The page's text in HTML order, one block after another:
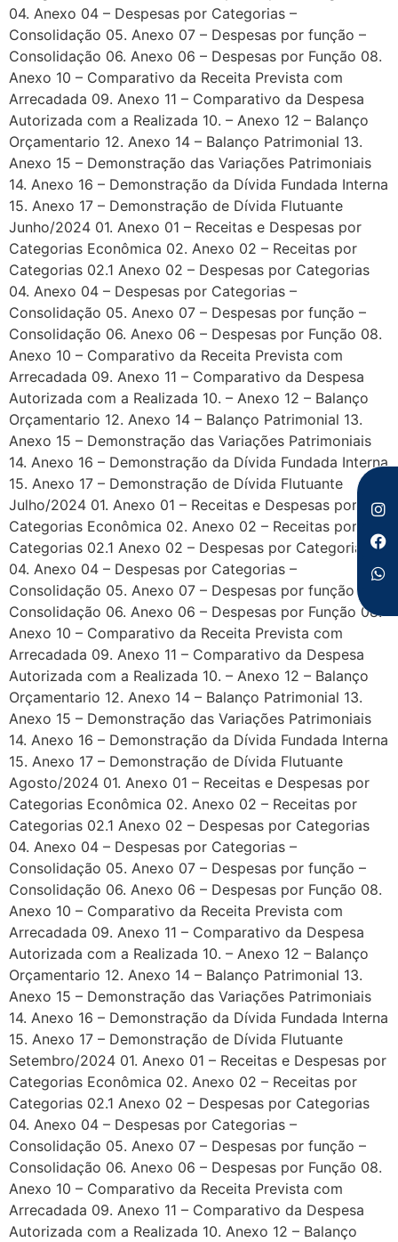
04. Anexo 04 – Despesas por Categorias –
Consolidação 05. Anexo 07 – Despesas por função –
Consolidação 06. Anexo 06 – Despesas por Função 08.
Anexo 10 – Comparativo da Receita Prevista com
Arrecadada 09. Anexo 11 – Comparativo da Despesa
Autorizada com a Realizada 10. – Anexo 12 – Balanço
Orçamentario 12. Anexo 14 – Balanço Patrimonial 13.
Anexo 15 – Demonstração das Variações Patrimoniais
14. Anexo 16 – Demonstração da Dívida Fundada Interna
15. Anexo 17 – Demonstração de Dívida Flutuante
Junho/2024 01. Anexo 01 – Receitas e Despesas por
Categorias Econômica 02. Anexo 02 – Receitas por
Categorias 02.1 Anexo 02 – Despesas por Categorias
04. Anexo 04 – Despesas por Categorias –
Consolidação 05. Anexo 07 – Despesas por função –
Consolidação 06. Anexo 06 – Despesas por Função 08.
Anexo 10 – Comparativo da Receita Prevista com
Arrecadada 09. Anexo 11 – Comparativo da Despesa
Autorizada com a Realizada 10. – Anexo 12 – Balanço
Orçamentario 12. Anexo 14 – Balanço Patrimonial 13.
Anexo 15 – Demonstração das Variações Patrimoniais
14. Anexo 16 – Demonstração da Dívida Fundada Interna
15. Anexo 17 – Demonstração de Dívida Flutuante
Julho/2024 01. Anexo 01 – Receitas e Despesas por
Categorias Econômica 02. Anexo 02 – Receitas por
Categorias 02.1 Anexo 02 – Despesas por Categorias
04. Anexo 04 – Despesas por Categorias –
Consolidação 05. Anexo 07 – Despesas por função –
Consolidação 06. Anexo 06 – Despesas por Função 08.
Anexo 10 – Comparativo da Receita Prevista com
Arrecadada 09. Anexo 11 – Comparativo da Despesa
Autorizada com a Realizada 10. – Anexo 12 – Balanço
Orçamentario 12. Anexo 14 – Balanço Patrimonial 13.
Anexo 15 – Demonstração das Variações Patrimoniais
14. Anexo 16 – Demonstração da Dívida Fundada Interna
15. Anexo 17 – Demonstração de Dívida Flutuante
Agosto/2024 01. Anexo 01 – Receitas e Despesas por
Categorias Econômica 02. Anexo 02 – Receitas por
Categorias 02.1 Anexo 02 – Despesas por Categorias
04. Anexo 04 – Despesas por Categorias –
Consolidação 05. Anexo 07 – Despesas por função –
Consolidação 06. Anexo 06 – Despesas por Função 08.
Anexo 10 – Comparativo da Receita Prevista com
Arrecadada 09. Anexo 11 – Comparativo da Despesa
Autorizada com a Realizada 10. – Anexo 12 – Balanço
Orçamentario 12. Anexo 14 – Balanço Patrimonial 13.
Anexo 15 – Demonstração das Variações Patrimoniais
14. Anexo 16 – Demonstração da Dívida Fundada Interna
15. Anexo 17 – Demonstração de Dívida Flutuante
Setembro/2024 01. Anexo 01 – Receitas e Despesas por
Categorias Econômica 02. Anexo 02 – Receitas por
Categorias 02.1 Anexo 02 – Despesas por Categorias
04. Anexo 04 – Despesas por Categorias –
Consolidação 05. Anexo 07 – Despesas por função –
Consolidação 06. Anexo 06 – Despesas por Função 08.
Anexo 10 – Comparativo da Receita Prevista com
Arrecadada 09. Anexo 11 – Comparativo da Despesa
Autorizada com a Realizada 10. Anexo 12 – Balanço